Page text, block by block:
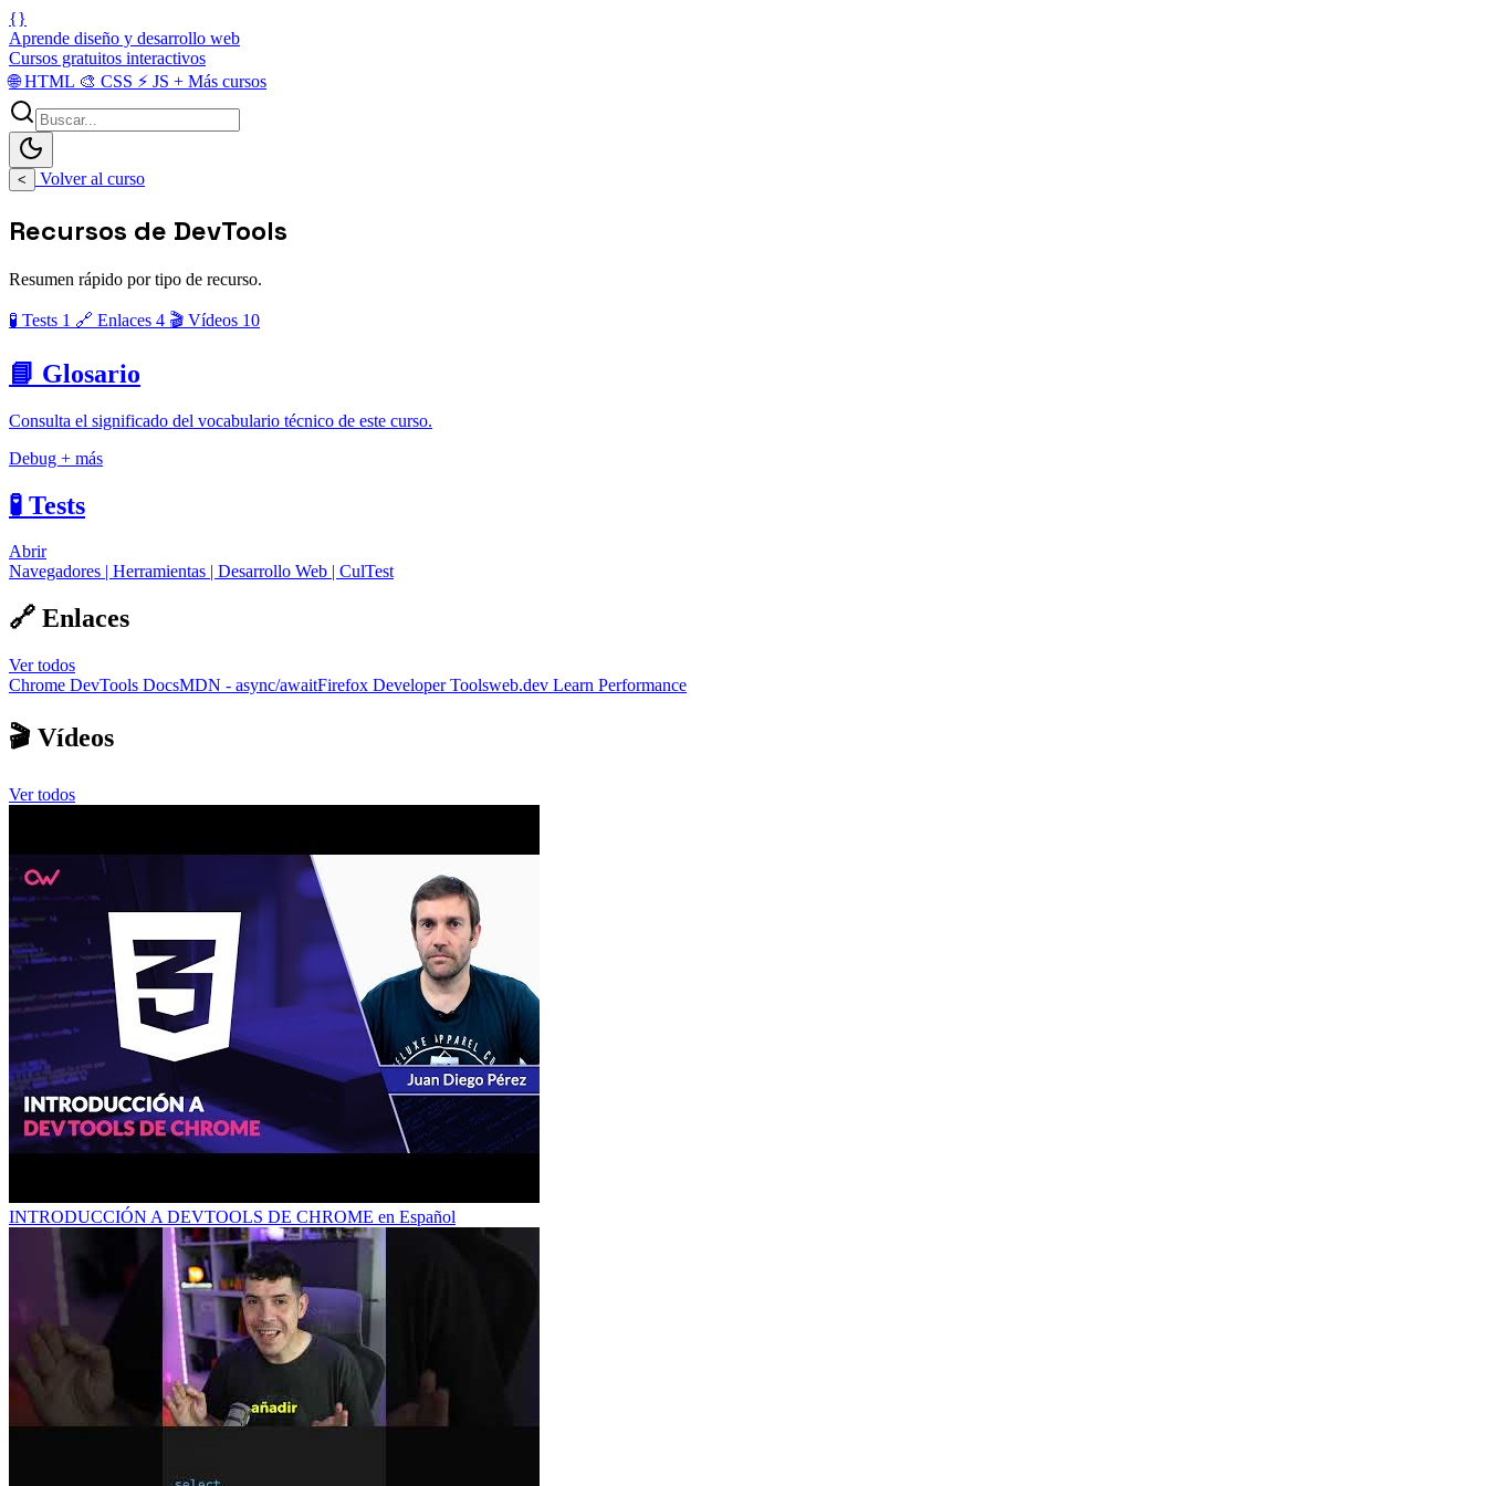
{}
Aprende diseño y desarrollo web
Cursos gratuitos interactivos
🌐HTML 🎨 CSS ⚡ JS + Más cursos
< Volver al curso
Recursos de DevTools
Resumen rápido por tipo de recurso.
🧪 Tests 1 🔗 Enlaces 4 🎬 Vídeos 10
📘 Glosario
Consulta el significado del vocabulario técnico de este curso.
Debug + más
🧪 Tests
Abrir
Navegadores | Herramientas | Desarrollo Web | CulTest
🔗 Enlaces
Ver todos
Chrome DevTools DocsMDN - async/awaitFirefox Developer Toolsweb.dev Learn Performance
🎬 Vídeos
Ver todos
INTRODUCCIÓN A DEVTOOLS DE CHROME en Español